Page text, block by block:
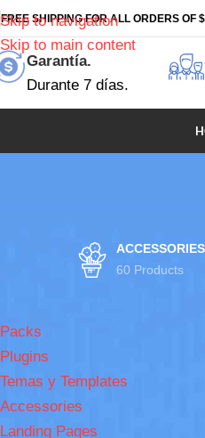
Skip to navigation
Skip to main content
FREE SHIPPING FOR ALL ORDERS OF
Garantía.
Durante 7 días.
ACCESSORIES
60 Products
Packs
Plugins
Temas y Templates
Accessories
Landing Pages